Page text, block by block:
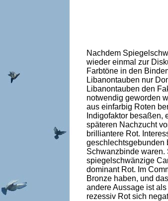
Nachdem
wieder einmal zur
Farbtöne in den
Libanontauben nur
Libanontauben den
notwendig geworden
aus einfarbig Roten
Indigofaktor
späteren Nachzucht
brilliantere Rot.
geschlechtsgebunden
Schwanzbinde waren.
spiegelschwänzige
dominant Rot. Im
Bronze haben, und
andere Aussage ist
rezessiv Rot sich